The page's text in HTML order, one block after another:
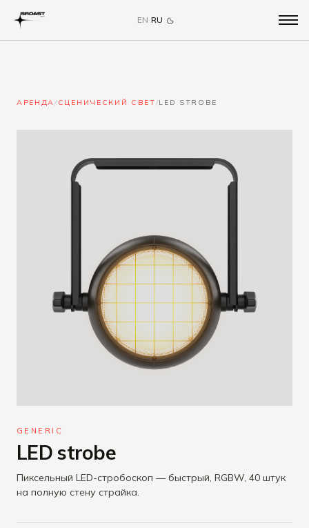
EN·RU
АРЕНДА/ СЦЕНИЧЕСКИЙ СВЕТ/LED STROBE
GENERIC
LED strobe
Пиксельный LED-стробоскоп — быстрый, RGBW, 40 штук
на полную стену страйка.